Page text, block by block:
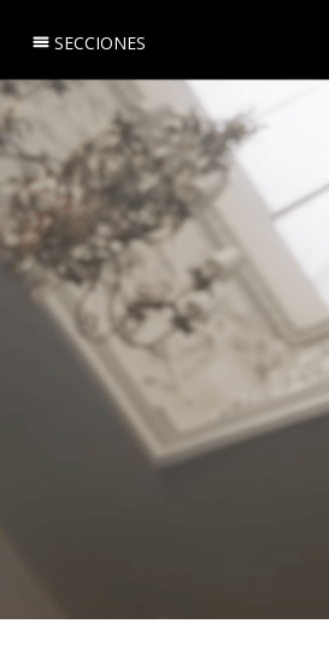
SECCIONES